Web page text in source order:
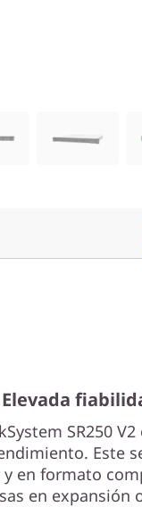
Elevada
SR250
Este
en formato
en expansión